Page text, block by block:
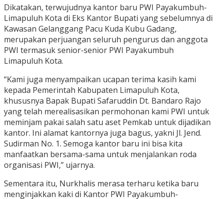
Dikatakan, terwujudnya kantor baru PWI Payakumbuh-
Limapuluh Kota di Eks Kantor Bupati yang sebelumnya di
Kawasan Gelanggang Pacu Kuda Kubu Gadang,
merupakan perjuangan seluruh pengurus dan anggota
PWI termasuk senior-senior PWI Payakumbuh
Limapuluh Kota.
“Kami juga menyampaikan ucapan terima kasih kami
kepada Pemerintah Kabupaten Limapuluh Kota,
khususnya Bapak Bupati Safaruddin Dt. Bandaro Rajo
yang telah merealisasikan permohonan kami PWI untuk
meminjam pakai salah satu aset Pemkab untuk dijadikan
kantor. Ini alamat kantornya juga bagus, yakni Jl. Jend.
Sudirman No. 1. Semoga kantor baru ini bisa kita
manfaatkan bersama-sama untuk menjalankan roda
organisasi PWI,” ujarnya.
Sementara itu, Nurkhalis merasa terharu ketika baru
menginjakkan kaki di Kantor PWI Payakumbuh-